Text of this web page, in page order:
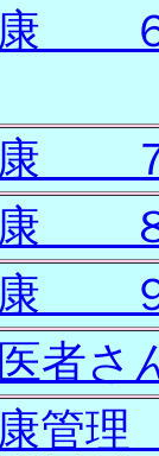
康
康
康
康
者
康